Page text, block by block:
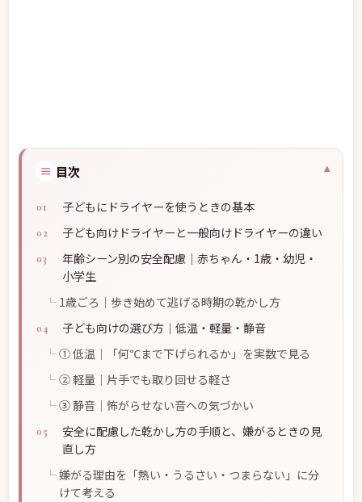
≡ 目次
子どもにドライヤーを使うときの基本
子ども向けドライヤーと一般向けドライヤーの違い
年齢シーン別の安全配慮｜赤ちゃん・1歳・幼児・
小学生
1歳ごろ｜歩き始めて逃げる時期の乾かし方
子ども向けの選び方｜低温・軽量・静音
① 低温｜「何℃まで下げられるか」を実数で見る
② 軽量｜片手でも取り回せる軽さ
③ 静音｜怖がらせない音への気づかい
安全に配慮した乾かし方の手順と、嫌がるときの見
直し方
嫌がる理由を「熱い・うるさい・つまらない」に分
けて考える